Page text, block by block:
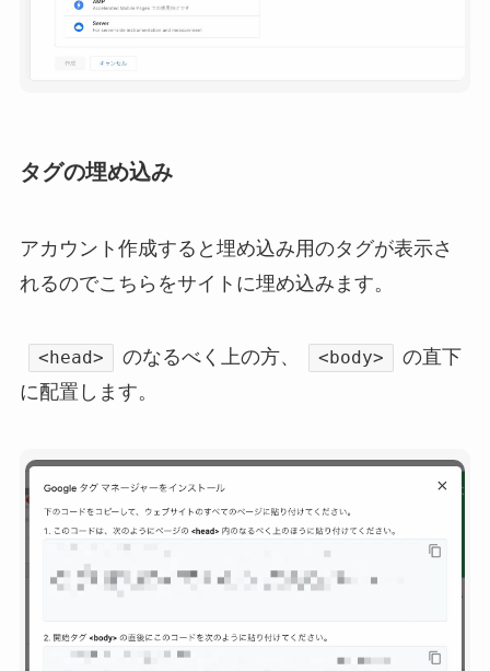
タグの埋め込み
アカウント作成すると埋め込み用のタグが表示さ
れるのでこちらをサイトに埋め込みます。
<head> のなるべく上の方、 <body>
の直下
に配置します。